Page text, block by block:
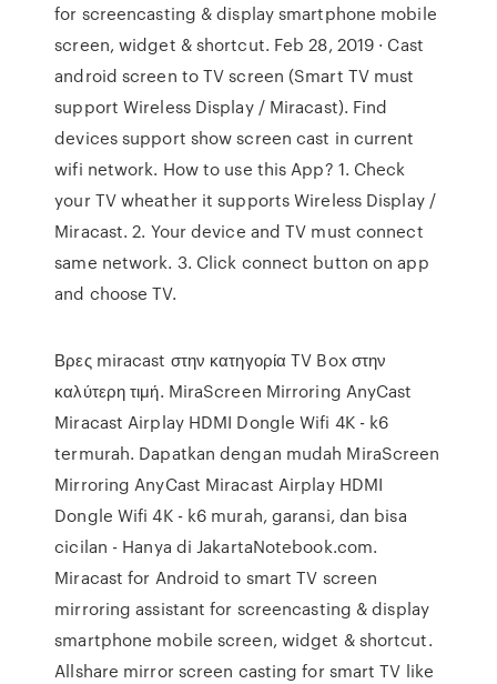
for screencasting & display smartphone mobile
screen, widget & shortcut. Feb 28, 2019 · Cast
android screen to TV screen (Smart TV must
support Wireless Display / Miracast). Find
devices support show screen cast in current
wifi network. How to use this App? 1. Check
your TV wheather it supports Wireless Display /
Miracast. 2. Your device and TV must connect
same network. 3. Click connect button on app
and choose TV.
Βρες miracast στην κατηγορία TV Box στην
καλύτερη τιμή. MiraScreen Mirroring AnyCast
Miracast Airplay HDMI Dongle Wifi 4K - k6
termurah. Dapatkan dengan mudah MiraScreen
Mirroring AnyCast Miracast Airplay HDMI
Dongle Wifi 4K - k6 murah, garansi, dan bisa
cicilan - Hanya di JakartaNotebook.com.
Miracast for Android to smart TV screen
mirroring assistant for screencasting & display
smartphone mobile screen, widget & shortcut.
Allshare mirror screen casting for smart TV like